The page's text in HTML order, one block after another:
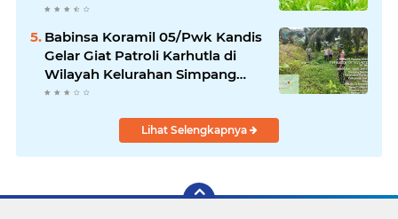
Optimal Dukung Swasembada
Pangan Nasional
Babinsa Koramil 05/Pwk Kandis
Gelar Giat Patroli Karhutla di
Wilayah Kelurahan Simpang
Belutu
Lihat Selengkapnya